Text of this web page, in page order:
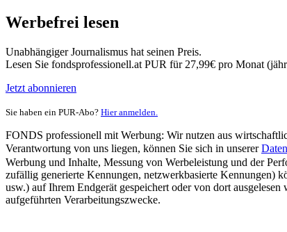
Werbefrei lesen
Unabhängiger Journalismus hat seinen Preis.
Lesen Sie fondsprofessionell.at PUR für 27,99€ pro Monat
Jetzt abonnieren
Sie haben ein PUR-Abo? Hier anmelden.
FONDS professionell mit Werbung: Wir nutzen aus
Verantwortung von uns liegen, können Sie sich in unserer
Werbung und Inhalte, Messung von Werbeleistung und der
zufällig generierte Kennungen, netzwerkbasierte Kennungen)
usw.) auf Ihrem Endgerät gespeichert oder von dort
aufgeführten Verarbeitungszwecke.